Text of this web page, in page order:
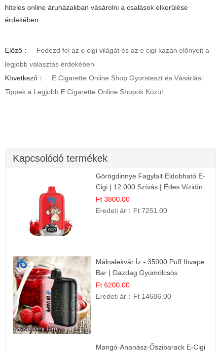
hiteles online áruházakban vásárolni a csalások elkerülése
érdekében.
Előző：
Fedezd fel az e cigi világát és az e cigi kazán előnyeit a
legjobb választás érdekében
Következő：
E Cigarette Online Shop Gyorsteszt és Vásárlási
Tippek a Legjobb E Cigarette Online Shopok Közül
Kapcsolódó termékek
Görögdinnye Fagylalt Eldobható E-
Cigi | 12.000 Szívás | Édes Vízidín
Íz
Ft 3800.00
Eredeti ár： Ft 7251.00
Málnalekvár Íz - 35000 Puff Ibvape
Bar | Gazdag Gyümölcsös
Ízélmény!
Ft 6200.00
Eredeti ár： Ft 14686.00
Mangó-Ananász-Őszibarack E-Cigi